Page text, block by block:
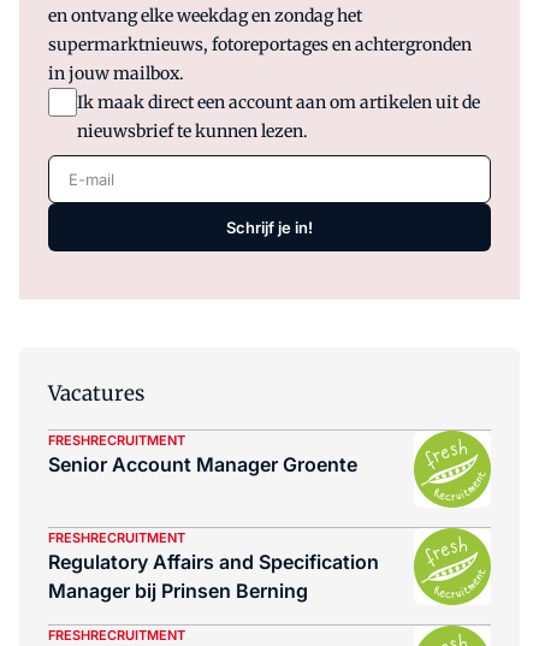
en ontvang elke weekdag en zondag het
supermarktnieuws, fotoreportages en achtergronden
in jouw mailbox.
Ik maak direct een account aan om artikelen uit de
nieuwsbrief te kunnen lezen.
E-mail
Schrijf je in!
Vacatures
FRESHRECRUITMENT
Senior Account Manager Groente
FRESHRECRUITMENT
Regulatory Affairs and Specification
Manager bij Prinsen Berning
FRESHRECRUITMENT